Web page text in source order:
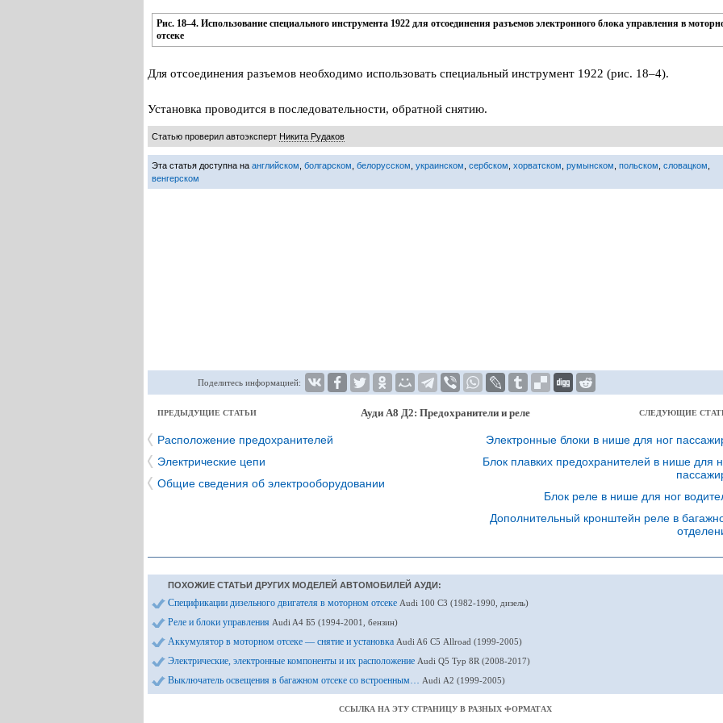
Рис. 18–4. Использование специального инструмента 1922 для отсоединения разъемов электронного блока управления в
отсеке
Для отсоединения разъемов необходимо использовать специальный инструмент 1922 (рис. 18–4).
Установка проводится в последовательности, обратной снятию.
Статью проверил автоэксперт Никита Рудаков
Эта статья доступна на английском болгарском белорусском украинском сербском хорватском румынском польском словацком
венгерском
Поделитесь информацией:
ПРЕДЫДУЩИЕ СТАТЬИ Ауди А8 Д2: Предохранители и реле СЛЕДУЮЩИЕ
Расположение предохранителей
Электрические цепи
Общие сведения об электрооборудовании
Электронные блоки в нише для ног
Блок плавких предохранителей в нише для
Блок реле в нише для ног
Дополнительный кронштейн реле в
ПОХОЖИЕ СТАТЬИ ДРУГИХ МОДЕЛЕЙ АВТОМОБИЛЕЙ АУДИ:
Спецификации дизельного двигателя в моторном отсеке Audi 100 С3 (1982-1990, дизель)
Реле и блоки управления Audi A4 Б5 (1994-2001, бензин)
Аккумулятор в моторном отсеке — снятие и установка Audi A6 С5 Allroad (1999-2005)
Электрические, электронные компоненты и их расположение Audi Q5 Typ 8R (2008-2017)
Выключатель освещения в багажном отсеке со встроенным… Audi А2 (1999-2005)
ССЫЛКА НА ЭТУ СТРАНИЦУ В РАЗНЫХ ФОРМАТАХ